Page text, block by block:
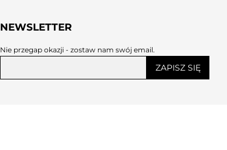
NEWSLETTER
Nie przegap okazji - zostaw nam swój email.
ZAPISZ SIĘ